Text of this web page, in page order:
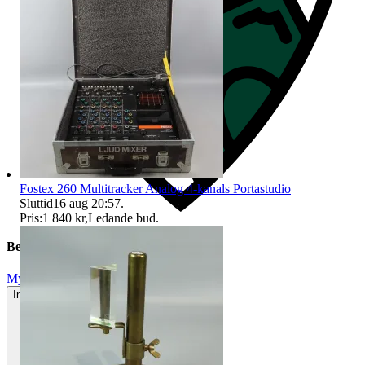
Beskrivning
Mycket gott skick
Inga eller minimala tecken på användning
Fostex 260 Multitracker Analog 4-kanals Portastudio
Sluttid16 aug 20:57.
Pris:1 840 kr,Ledande bud.